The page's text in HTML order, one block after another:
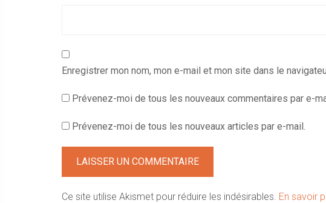
Enregistrer mon nom, mon e-mail et mon site dans le
Prévenez-moi de tous les nouveaux commentaires par e-
Prévenez-moi de tous les nouveaux articles par e-mail.
Ce site utilise Akismet pour réduire les indésirables. En savoir